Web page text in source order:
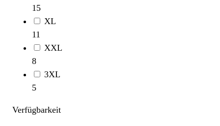
15
XL
11
XXL
8
3XL
5
Verfügbarkeit